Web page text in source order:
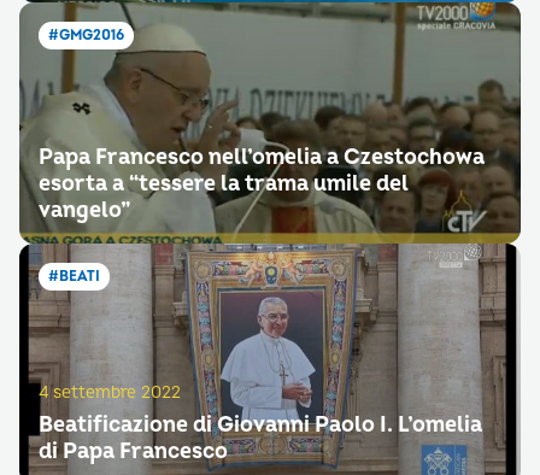
#GMG2016
Papa Francesco nell’omelia a Czestochowa
esorta a “tessere la trama umile del
vangelo”
#BEATI
4 settembre 2022
Beatificazione di Giovanni Paolo I. L’omelia
di Papa Francesco